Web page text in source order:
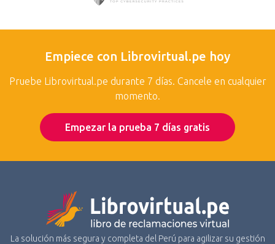
Empiece con Librovirtual.pe hoy
Pruebe Librovirtual.pe durante 7 días. Cancele en cualquier
momento.
Empezar la prueba 7 días gratis
La solución más segura y completa del Perú para agilizar su gestión